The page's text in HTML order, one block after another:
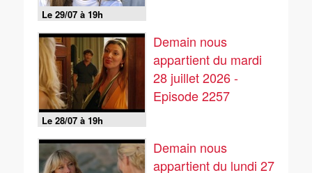
Le 29/07 à 19h
Le 28/07 à 19h
Demain nous
appartient du mardi
28 juillet 2026 -
Episode 2257
Demain nous
appartient du lundi 27